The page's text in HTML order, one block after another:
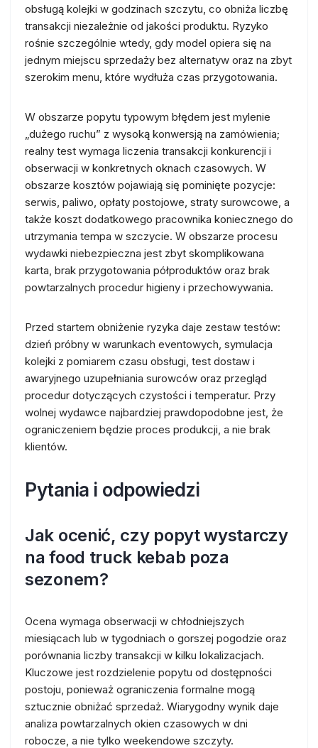
obsługą kolejki w godzinach szczytu, co obniża liczbę
transakcji niezależnie od jakości produktu. Ryzyko
rośnie szczególnie wtedy, gdy model opiera się na
jednym miejscu sprzedaży bez alternatyw oraz na zbyt
szerokim menu, które wydłuża czas przygotowania.
W obszarze popytu typowym błędem jest mylenie
„dużego ruchu” z wysoką konwersją na zamówienia;
realny test wymaga liczenia transakcji konkurencji i
obserwacji w konkretnych oknach czasowych. W
obszarze kosztów pojawiają się pominięte pozycje:
serwis, paliwo, opłaty postojowe, straty surowcowe, a
także koszt dodatkowego pracownika koniecznego do
utrzymania tempa w szczycie. W obszarze procesu
wydawki niebezpieczna jest zbyt skomplikowana
karta, brak przygotowania półproduktów oraz brak
powtarzalnych procedur higieny i przechowywania.
Przed startem obniżenie ryzyka daje zestaw testów:
dzień próbny w warunkach eventowych, symulacja
kolejki z pomiarem czasu obsługi, test dostaw i
awaryjnego uzupełniania surowców oraz przegląd
procedur dotyczących czystości i temperatur. Przy
wolnej wydawce najbardziej prawdopodobne jest, że
ograniczeniem będzie proces produkcji, a nie brak
klientów.
Pytania i odpowiedzi
Jak ocenić, czy popyt wystarczy
na food truck kebab poza
sezonem?
Ocena wymaga obserwacji w chłodniejszych
miesiącach lub w tygodniach o gorszej pogodzie oraz
porównania liczby transakcji w kilku lokalizacjach.
Kluczowe jest rozdzielenie popytu od dostępności
postoju, ponieważ ograniczenia formalne mogą
sztucznie obniżać sprzedaż. Wiarygodny wynik daje
analiza powtarzalnych okien czasowych w dni
robocze, a nie tylko weekendowe szczyty.